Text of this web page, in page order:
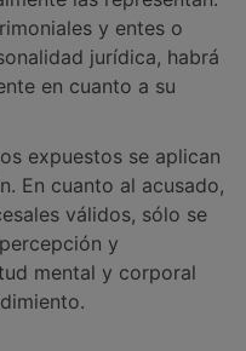
y entes o
jurídica, habrá
en cuanto a su
expuestos se aplican
En cuanto al acusado,
válidos, sólo se
y
mental y corporal